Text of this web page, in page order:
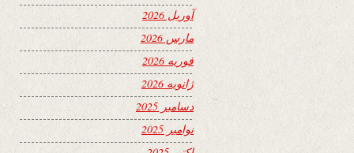
آوریل 2026
مارس 2026
فوریه 2026
ژانویه 2026
دسامبر 2025
نوامبر 2025